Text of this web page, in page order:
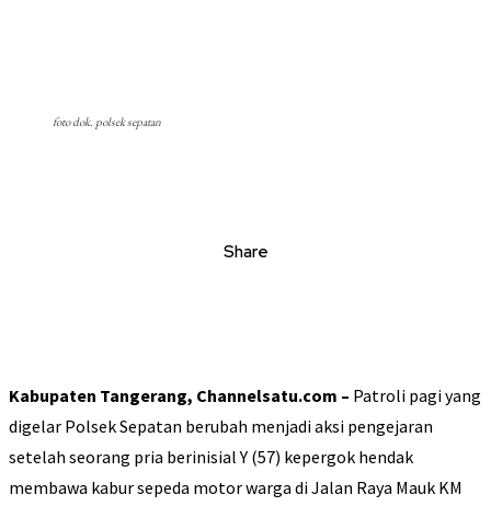
foto dok. polsek sepatan
Share
Kabupaten Tangerang, Channelsatu.com – Patroli pagi yang
digelar Polsek Sepatan berubah menjadi aksi pengejaran
setelah seorang pria berinisial Y (57) kepergok hendak
membawa kabur sepeda motor warga di Jalan Raya Mauk KM